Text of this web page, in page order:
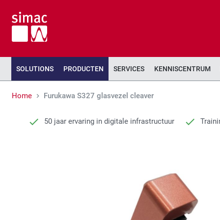
SOLUTIONS PRODUCTEN SERVICES KENNISCENTRUM
Home Furukawa S327 glasvezel cleaver
50 jaar ervaring in digitale infrastructuur